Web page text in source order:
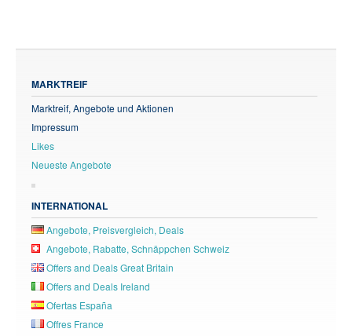
MARKTREIF
Marktreif, Angebote und Aktionen
Impressum
Likes
Neueste Angebote
INTERNATIONAL
Angebote, Preisvergleich, Deals
Angebote, Rabatte, Schnäppchen Schweiz
Offers and Deals Great Britain
Offers and Deals Ireland
Ofertas España
Offres France